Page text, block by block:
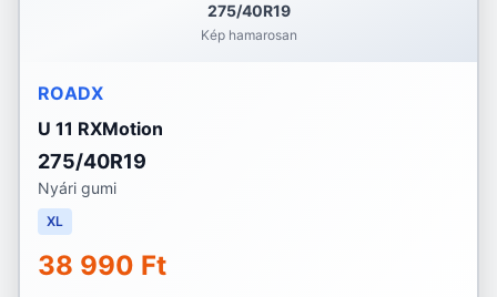
275/40R19
Kép hamarosan
ROADX
U 11 RXMotion
275/40R19
Nyári gumi
XL
38 990 Ft